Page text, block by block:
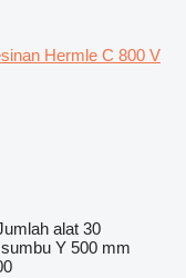
Hermle C 800 V
alat 30
Y 500 mm